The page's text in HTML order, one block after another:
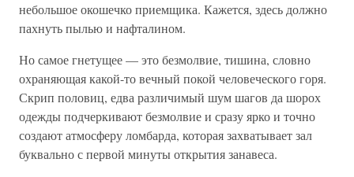
небольшое окошечко приемщика. Кажется, здесь должно
пахнуть пылью и нафталином.
Но самое гнетущее — это безмолвие, тишина, словно
охраняющая какой-то вечный покой человеческого горя.
Скрип половиц, едва различимый шум шагов да шорох
одежды подчеркивают безмолвие и сразу ярко и точно
создают атмосферу ломбарда, которая захватывает зал
буквально с первой минуты открытия занавеса.